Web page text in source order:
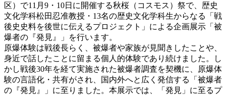
区）で11月9・10日に開催する秋桜（コスモス）祭で、歴史
文化学科松田忍准教授・13名の歴史文化学科生からなる「戦
後史史料を後世に伝えるプロジェクト」による企画展示「被
爆者の『発見』」を行います。
原爆体験は戦後長らく、被爆者や家族が見聞きしたことや、
身近で話したことに留まる個人的体験であり続けました。し
かし戦後30年を経て実施された被爆者調査を契機に、原爆体
験の言語化・共有がされ、国内外へと広く発信する「被爆者
の『発見』」に至りました。本展示では、「発見」に至るプ